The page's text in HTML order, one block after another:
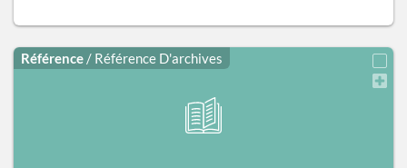
Référence / Référence D'archives